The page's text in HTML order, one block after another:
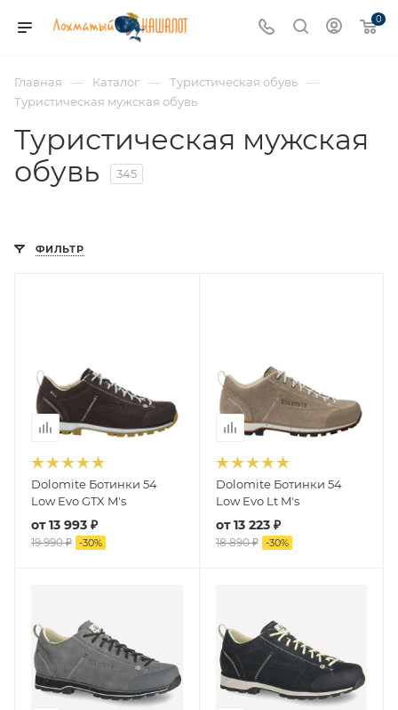
0
Главная — Каталог — Туристическая обувь —
Туристическая мужская обувь
Туристическая мужская
обувь
345
ФИЛЬТР
Dolomite Ботинки 54
Low Evo GTX M's
от13 993 ₽
19 990 ₽ -30%
Dolomite Ботинки 54
Low Evo Lt M's
от13 223 ₽
18 890 ₽ -30%